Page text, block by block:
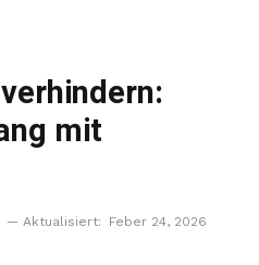
mit
Aktualisiert:
Feber 24, 2026